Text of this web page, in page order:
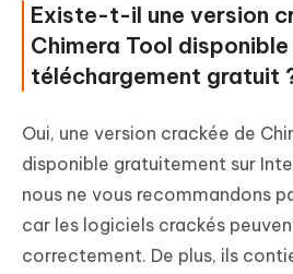
Existe-t-il une version
Chimera Tool
téléchargement gratuit
Oui, une version crackée de
disponible gratuitement sur
nous ne vous recommandons
car les logiciels crackés
correctement. De plus, ils